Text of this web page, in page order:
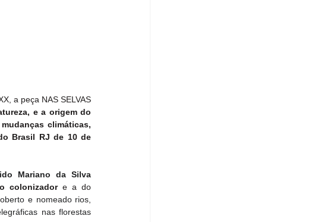
a peça NAS SELVAS
e a origem do
mudanças climáticas,
Brasil RJ de 10 de
Mariano da Silva
colonizador e a do
e nomeado rios,
nas florestas